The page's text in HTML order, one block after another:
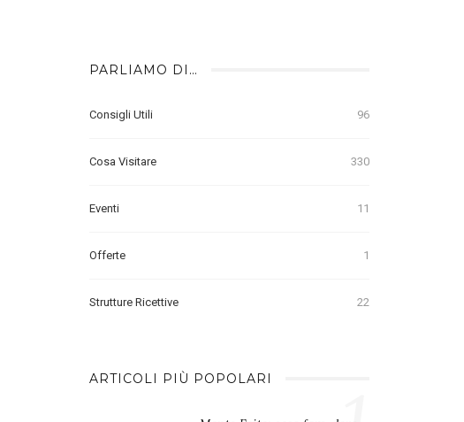
PARLIAMO DI…
Consigli Utili 96
Cosa Visitare 330
Eventi 11
Offerte 1
Strutture Ricettive 22
ARTICOLI PIÙ POPOLARI